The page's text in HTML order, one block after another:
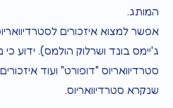
המותג.
אפשר למצוא איזכורים
ג'יימס בונד ושרלוק הולמס). ידוע
סטרדיוואריוס "דופורט" ועוד
שנקרא סטרדיוואריוס.